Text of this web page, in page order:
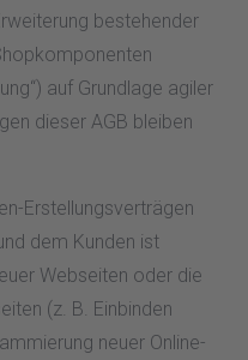
bestehender
auf Grundlage agiler
dieser AGB bleiben
Erstellungsverträgen
dem Kunden ist
Webseiten oder die
(z. B. Einbinden
neuer Online-